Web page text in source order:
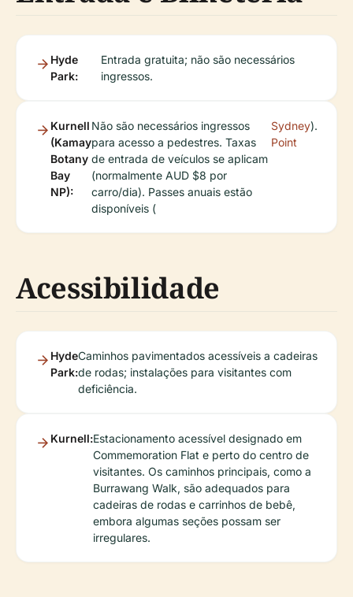
Hyde
Park:
Entrada gratuita; não são necessários
ingressos.
Kurnell
(Kamay
Botany
Bay
NP):
Não são necessários ingressos
para acesso a pedestres. Taxas
de entrada de veículos se aplicam
(normalmente AUD $8 por
carro/dia). Passes anuais estão
disponíveis (
Sydney
Point
).
Acessibilidade
Hyde
Park:
Caminhos pavimentados acessíveis a cadeiras
de rodas; instalações para visitantes com
deficiência.
Kurnell:Estacionamento acessível designado em
Commemoration Flat e perto do centro de
visitantes. Os caminhos principais, como a
Burrawang Walk, são adequados para
cadeiras de rodas e carrinhos de bebê,
embora algumas seções possam ser
irregulares.